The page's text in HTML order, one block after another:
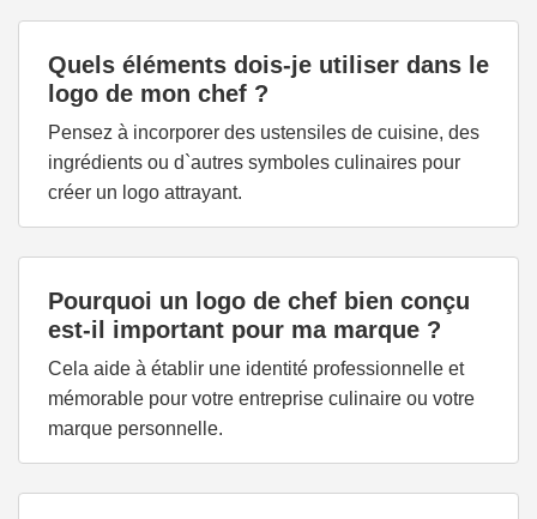
Quels éléments dois-je utiliser dans le
logo de mon chef ?
Pensez à incorporer des ustensiles de cuisine, des
ingrédients ou d`autres symboles culinaires pour
créer un logo attrayant.
Pourquoi un logo de chef bien conçu
est-il important pour ma marque ?
Cela aide à établir une identité professionnelle et
mémorable pour votre entreprise culinaire ou votre
marque personnelle.